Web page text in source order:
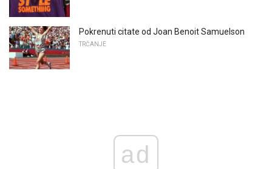
Pokrenuti citate od Joan Benoit Samuelson
TRČANJE
ad